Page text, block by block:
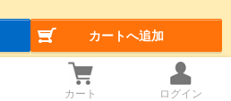
カートへ追加
カート ログイン